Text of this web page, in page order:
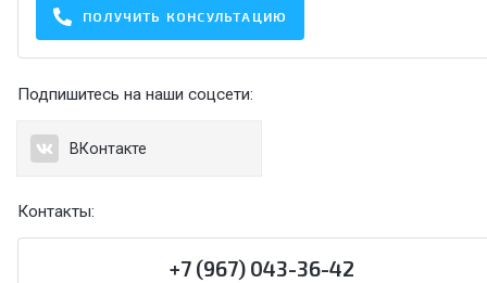
ПОЛУЧИТЬ КОНСУЛЬТАЦИЮ
Подпишитесь на наши соцсети:
ВКонтакте
Контакты:
+7 (967) 043-36-42